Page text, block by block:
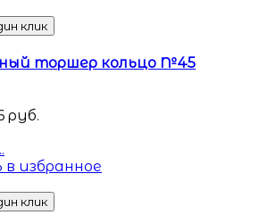
клик
торшер кольцо №45
руб.
избранное
клик